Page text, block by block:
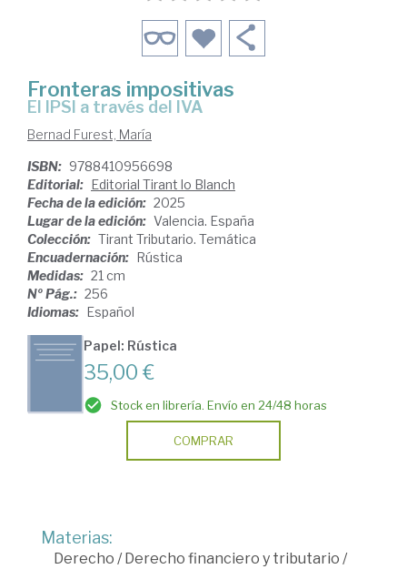
Fronteras impositivas
el IPSI a través del IVA
Bernad Furest, María
ISBN: 9788410956698
Editorial: Editorial Tirant lo Blanch
Fecha de la edición: 2025
Lugar de la edición: Valencia. España
Colección: Tirant Tributario. Temática
Encuadernación: Rústica
Medidas: 21 cm
Nº Pág.: 256
Idiomas: Español
Papel: Rústica
35,00 €
Stock en librería. Envío en 24/48 horas
COMPRAR
Materias:
Derecho / Derecho financiero y tributario /